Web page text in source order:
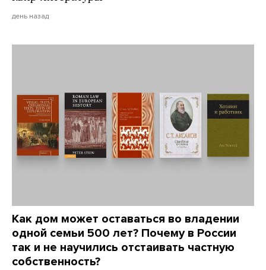
день назад
Как дом может оставаться во владении
одной семьи 500 лет? Почему в России
так и не научились отстаивать частную
собственность?